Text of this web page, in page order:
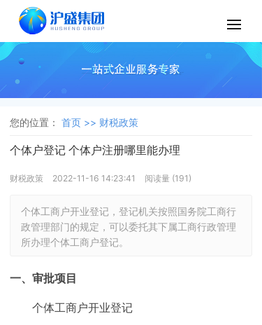
您的位置： 首页 >> 财税政策
个体户登记 个体户注册哪里能办理
财税政策 2022-11-16 14:23:41 阅读量 (191 )
个体工商户开业登记，登记机关按照国务院工商行
政管理部门的规定，可以委托其下属工商行政管理
所办理个体工商户登记。
一、审批项目
个体工商户开业登记